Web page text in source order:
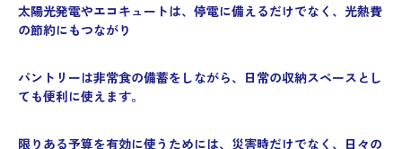
太陽光発電やエコキュートは、停電に備えるだけでなく、光熱費
の節約にもつながり
パントリーは非常食の備蓄をしながら、日常の収納スペースとし
ても便利に使えます。
限りある予算を有効に使うためには、災害時だけでなく、日々の